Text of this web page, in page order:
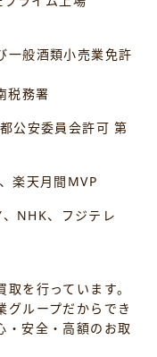
般酒類小売業免許
務署
委員会許可 第
天月間MVP
NHK、フジテレ
を行っています。
グループだからでき
・安全・高額のお取